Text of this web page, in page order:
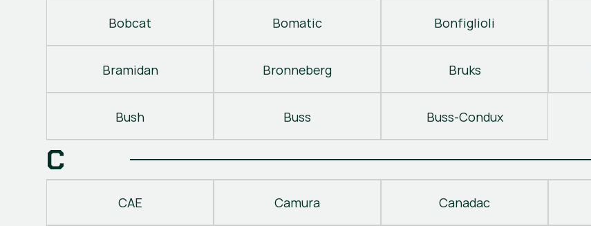
Bobcat Bomatic Bonfiglioli
Bramidan Bronneberg Bruks
Bush Buss Buss-Condux
C
CAE Camura Canadac